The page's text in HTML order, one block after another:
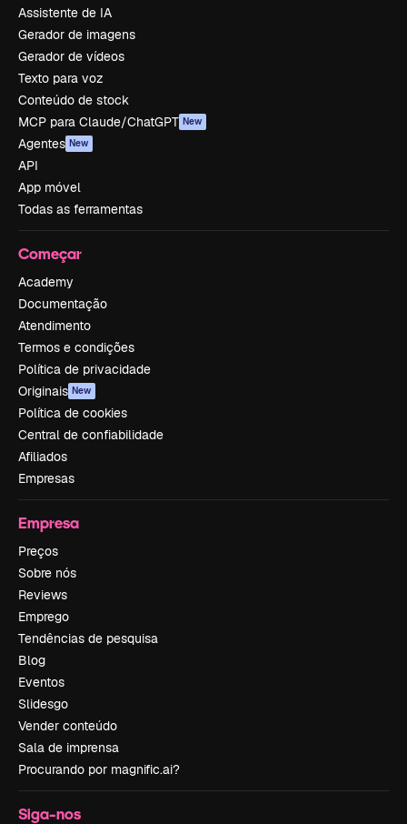
Assistente de IA
Gerador de imagens
Gerador de vídeos
Texto para voz
Conteúdo de stock
MCP para Claude/ChatGPT New
Agentes New
API
App móvel
Todas as ferramentas
Começar
Academy
Documentação
Atendimento
Termos e condições
Política de privacidade
Originais New
Política de cookies
Central de confiabilidade
Afiliados
Empresas
Empresa
Preços
Sobre nós
Reviews
Emprego
Tendências de pesquisa
Blog
Eventos
Slidesgo
Vender conteúdo
Sala de imprensa
Procurando por magnific.ai?
Siga-nos